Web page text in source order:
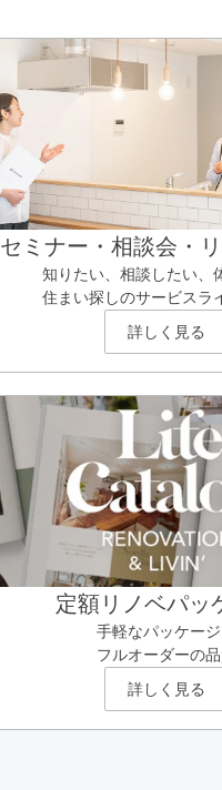
セミナー・相談会・
知りたい、相談したい、
住まい探しのサービスラ
詳しく見る
定額リノベパッ
手軽なパッケー
フルオーダーの
詳しく見る